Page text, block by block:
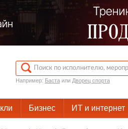
Например: Бастаили Дворец спорта
Бизнес ИТ и интернет